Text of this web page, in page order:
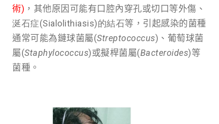
術) ，其他原因可能有口腔內穿孔或切口等外傷、
涎石症(Sialolithiasis)的結石等，引起感染的菌種
通常可能為鏈球菌屬(Streptococcus)、葡萄球菌
屬(Staphylococcus)或擬桿菌屬(Bacteroides)等
菌種。